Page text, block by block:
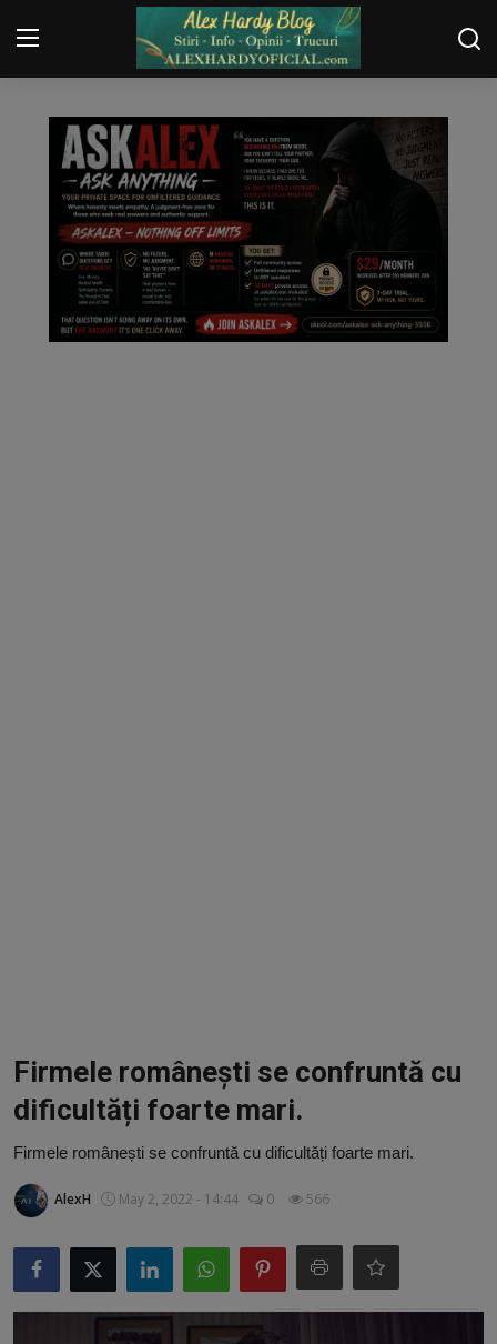
Login Register
Contact
Guest Post
Guest Post
ChatGPT: Cel mai avansat chatbot AI
Aliexpress
Amintiri din Viitor
ARHIVA SOCIAL MEDIA
Firmele românești se confruntă cu
dificultăți foarte mari.
Firmele românești se confruntă cu dificultăți foarte mari.
AlexH May 2, 2022 - 14:44 0 566